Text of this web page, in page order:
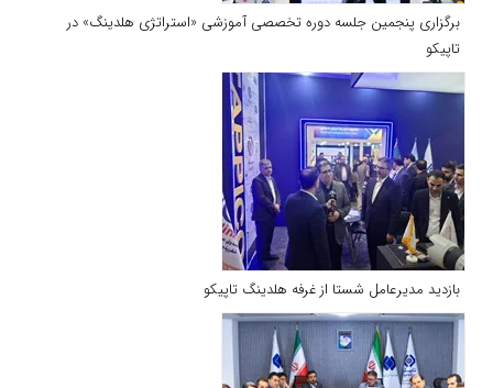
برگزاری پنجمین جلسه دوره تخصصی آموزشی «استراتژی هلدینگ» در
تاپیکو
بازدید مدیرعامل شستا از غرفه هلدینگ تاپیکو